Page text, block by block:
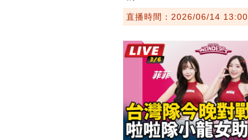
直播時間：2026/06/14 13:00